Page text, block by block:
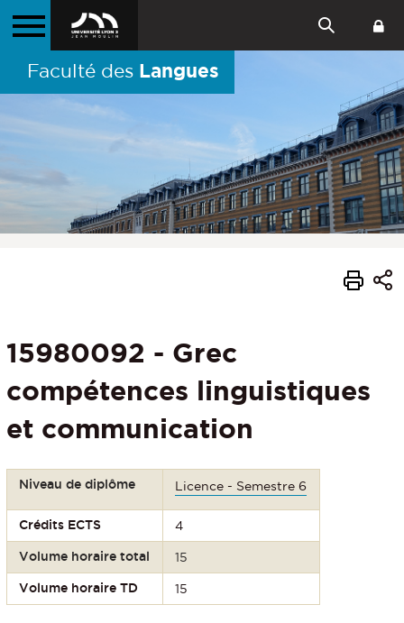
Faculté des Langues
15980092 - Grec
compétences linguistiques
et communication
Niveau de diplôme Licence - Semestre 6
Crédits ECTS 4
Volume horaire total 15
Volume horaire TD 15